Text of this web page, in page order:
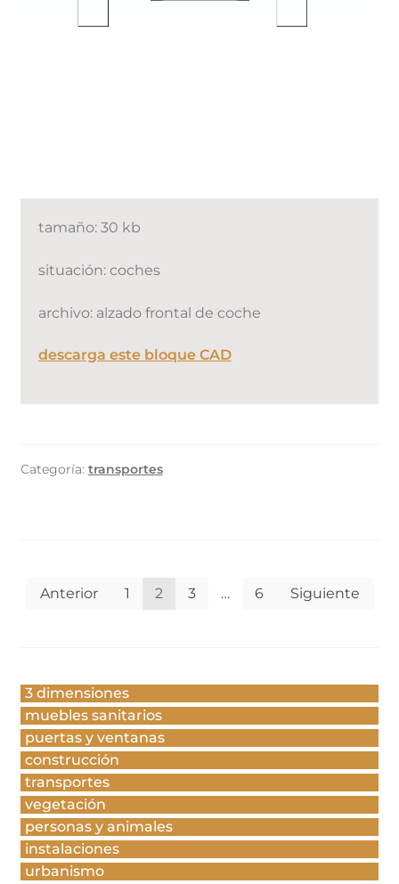
tamaño: 30 kb
situación: coches
archivo: alzado frontal de coche
descarga este bloque CAD
Categoría: transportes
Anterior 1 2 3 … 6 Siguiente
3 dimensiones
muebles sanitarios
puertas y ventanas
construcción
transportes
vegetación
personas y animales
instalaciones
urbanismo